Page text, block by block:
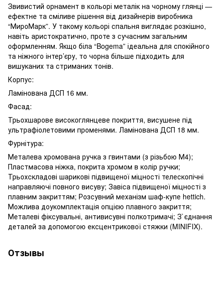
Звивистий орнамент в кольорі металік на чорному глянці —
ефектне та сміливе рішення від дизайнерів виробника
“МироМарк”. У такому кольорі спальня виглядає розкішно,
навіть аристократично, проте з сучасним загальним
оформленням. Якщо біла “Bogema” ідеальна для спокійного
та ніжного інтер’єру, то чорна більше підходить для
вишуканих та стриманих тонів.
Корпус:
Ламінована ДСП 16 мм.
Фасад:
Трьохшарове високоглянцеве покриття, висушене під
ультрафіолетовими променями. Ламінована ДСП 18 мм.
Фурнітура:
Металева хромована ручка з гвинтами (з різьбою М4);
Пластмасова ніжка, покрита хромом в колір ручки;
Трьохскладові шарикові підвищеної міцності телескопічні
направляючі повного висуву; Завіса підвищеної міцності з
плавним закриттям; Розсувний механізм шаф-купе hettich.
Можлива доукомплектація опцією плавного закриття;
Металеві фіксувальні, антивисувні полкотримачі; З`єднання
деталей за допомогою ексцентрикової стяжки (MINIFIX).
Отзывы